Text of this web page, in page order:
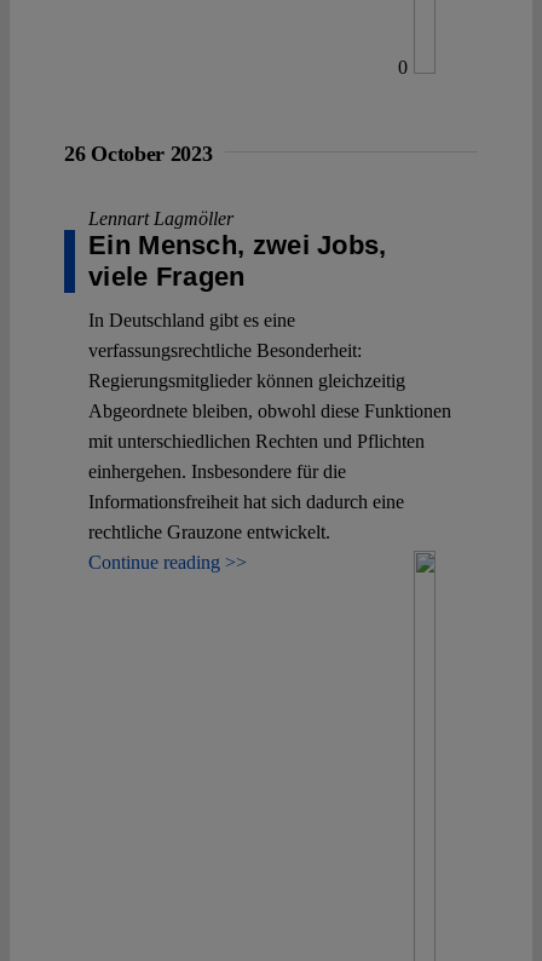
0
26 October 2023
Lennart Lagmöller
Ein Mensch, zwei Jobs,
viele Fragen
In Deutschland gibt es eine
verfassungsrechtliche Besonderheit:
Regierungsmitglieder können gleichzeitig
Abgeordnete bleiben, obwohl diese Funktionen
mit unterschiedlichen Rechten und Pflichten
einhergehen. Insbesondere für die
Informationsfreiheit hat sich dadurch eine
rechtliche Grauzone entwickelt.
Continue reading >>